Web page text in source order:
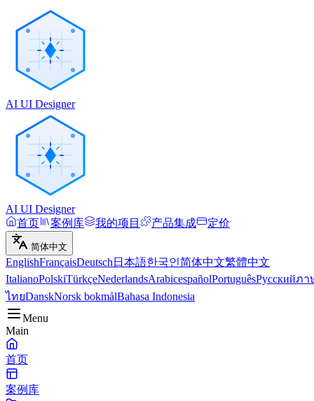
AI UI Designer
AI UI Designer
首页
案例库 我的项目 产品集成 定价
简体中文
EnglishFrançaisDeutsch 日本語한국인简体中文繁體中文
ItalianoPolskiTürkçeNederlandsArabicespañolPortuguêsРусскийภา
ไทยDanskNorsk bokmålBahasa Indonesia
Menu
Main
首页
案例库